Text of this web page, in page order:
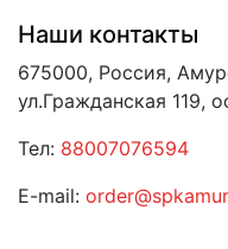
Наши контакты
675000, Россия,
ул.Гражданская 119,
Тел: 88007076594
E-mail: